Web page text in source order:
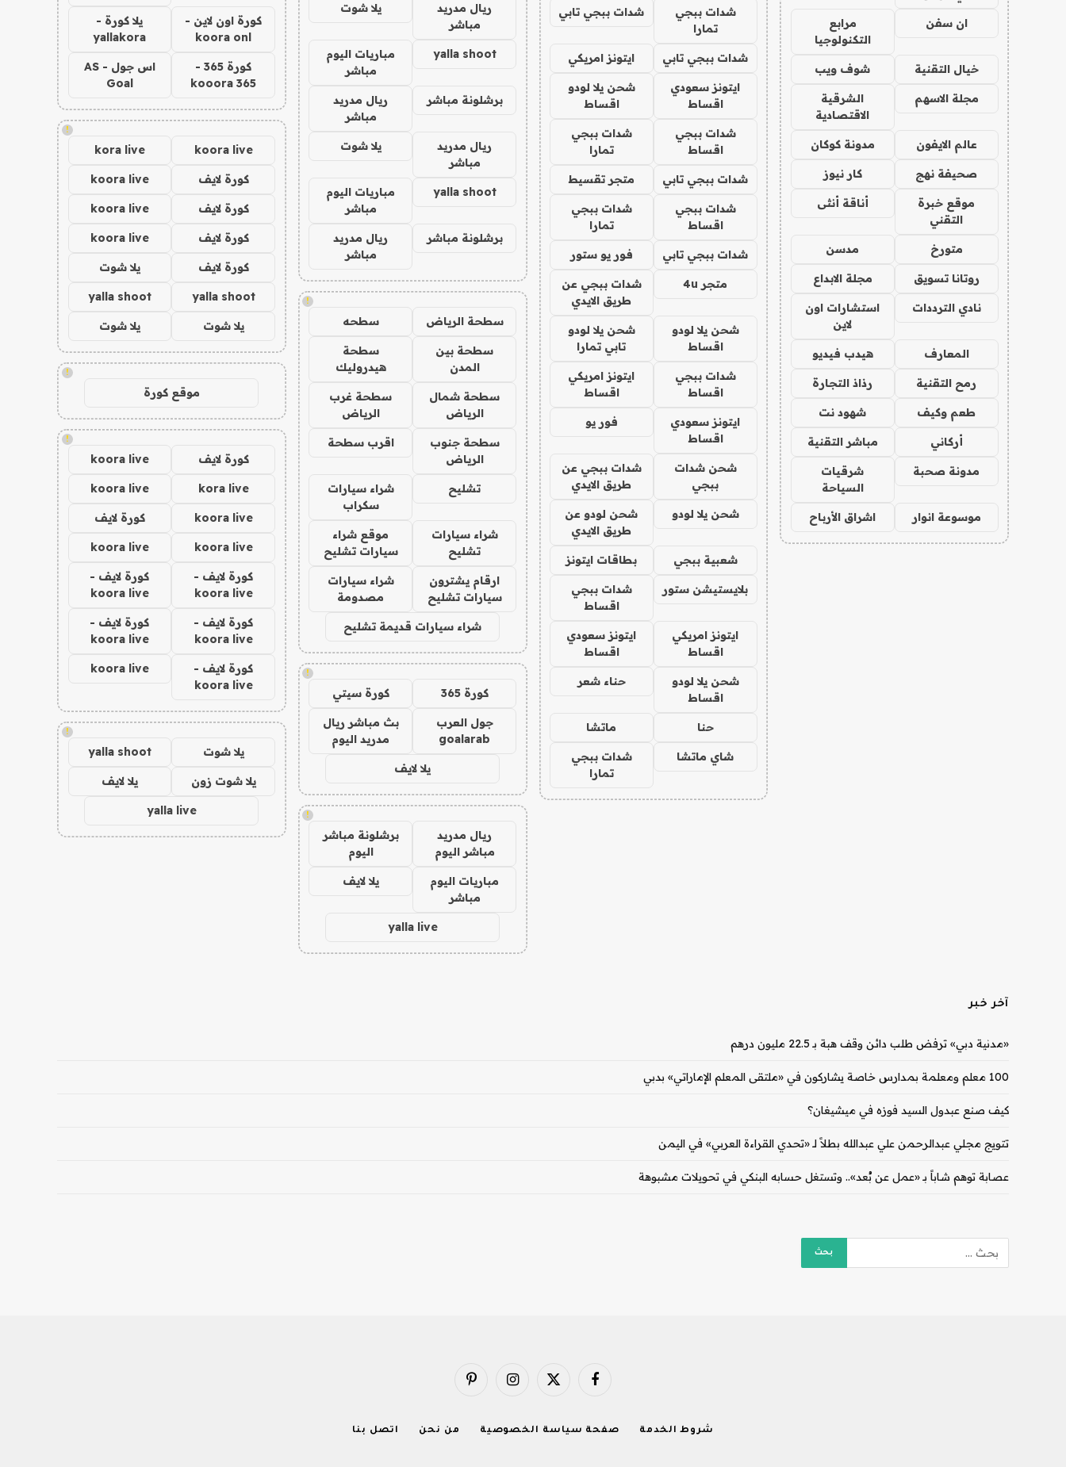
ان سفن
مرابع
التكنولوجيا
خيال التقنية شوف ويب
مجلة الاسهم
الشرقية
الاقتصادية
عالم الايفون مدونة كوكان
صحيفة نهج كار نيوز
موقع خبرة
التقني
أناقة أنثى
متورخ مدسن
روتانا تسويق مجلة الابداع
نادي الترددات
استشارات اون
لاين
المعارف هيدب فيديو
رمح التقنية رذاذ التجارة
طعم وكيف شهود نت
أركاني مباشر التقنية
مدونة صحبة
شرقيات
السياحة
موسوعة انوار اشراق الأرباح
شدات ببجي
تمارا
شدات ببجي تابي
شدات ببجي تابي ايتونز امريكي
ايتونز سعودي
اقساط
شحن يلا لودو
اقساط
شدات ببجي
اقساط
شدات ببجي
تمارا
شدات ببجي تابي متجر تقسيط
شدات ببجي
اقساط
شدات ببجي
تمارا
شدات ببجي تابي فور يو ستور
متجر 4u
شدات ببجي عن
طريق الايدي
شحن يلا لودو
اقساط
شحن يلا لودو
تابي تمارا
شدات ببجي
اقساط
ايتونز امريكي
اقساط
ايتونز سعودي
اقساط
فور يو
شحن شدات
ببجي
شدات ببجي عن
طريق الايدي
شحن يلا لودو
شحن لودو عن
طريق الايدي
شعبية ببجي بطاقات ايتونز
بلايستيشن ستور
شدات ببجي
اقساط
ايتونز امريكي
اقساط
ايتونز سعودي
اقساط
شحن يلا لودو
اقساط
حناء شعر
حنا ماتشا
شاي ماتشا
شدات ببجي
تمارا
ريال مدريد
مباشر
يلا شوت
yalla shoot
مباريات اليوم
مباشر
برشلونة مباشر
ريال مدريد
مباشر
ريال مدريد
مباشر
يلا شوت
yalla shoot
مباريات اليوم
مباشر
برشلونة مباشر
ريال مدريد
مباشر
!
سطحة الرياض سطحه
سطحة بين
المدن
سطحة
هيدروليك
سطحة شمال
الرياض
سطحة غرب
الرياض
سطحة جنوب
الرياض
اقرب سطحة
تشليح
شراء سيارات
سكراب
شراء سيارات
تشليح
موقع شراء
سيارات تشليح
ارقام يشترون
سيارات تشليح
شراء سيارات
مصدومة
شراء سيارات قديمة تشليح
!
كورة 365 كورة سيتي
جول العرب
goalarab
بث مباشر ريال
مدريد اليوم
يلا لايف
!
ريال مدريد
مباشر اليوم
برشلونة مباشر
اليوم
مباريات اليوم
مباشر
يلا لايف
yalla live
كورة اون لاين -
koora onl
يلا كورة -
yallakora
كورة 365 -
kooora 365
اس جول - AS
Goal
!
koora live
kora live
كورة لايف koora live
كورة لايف koora live
كورة لايف koora live
كورة لايف يلا شوت
yalla shoot
yalla shoot
يلا شوت يلا شوت
!
موقع كورة
!
كورة لايف koora live
kora live
koora live
koora live كورة لايف
koora live
koora live
كورة لايف -
koora live
كورة لايف -
koora live
كورة لايف -
koora live
كورة لايف -
koora live
كورة لايف -
koora live
koora live
!
يلا شوت yalla shoot
يلا شوت زون يلا لايف
yalla live
آخر خبر
«مدنية دبي» ترفض طلب دائن وقف هبة بـ 22.5 مليون درهم
100 معلم ومعلمة بمدارس خاصة يشاركون في «ملتقى المعلم الإماراتي» بدبي
كيف صنع عبدول السيد فوزه في ميشيغان؟
تتويج مجلي عبدالرحمن علي عبدالله بطلاً لـ «تحدي القراءة العربي» في اليمن
عصابة توهم شاباً بـ «عمل عن بُعد».. وتستغل حسابه البنكي في تحويلات مشبوهة
فيسبوك X
الانستغرامبينتيريست
شروط الخدمة صفحة سياسة الخصوصية من نحن اتصل بنا